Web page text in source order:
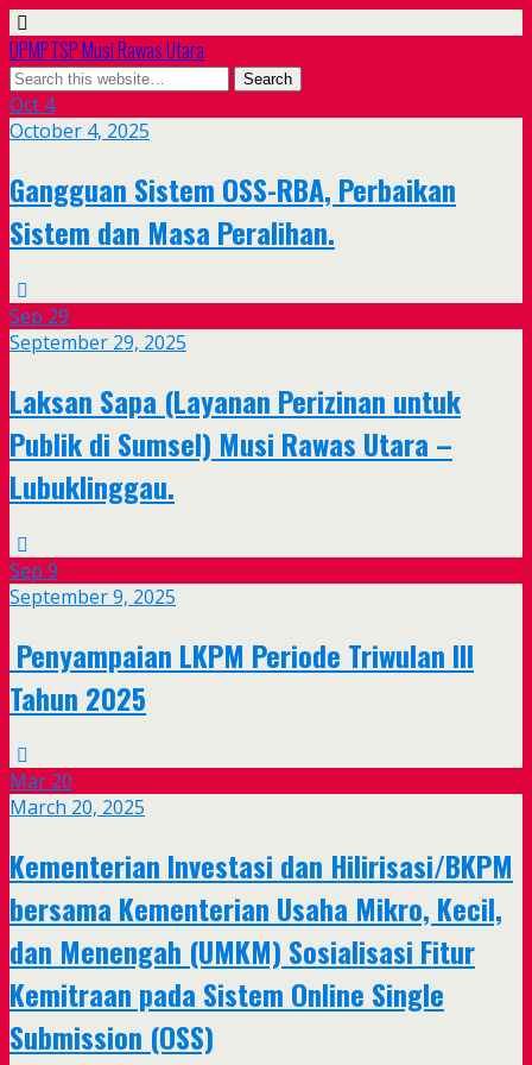
DPMPTSP Musi Rawas Utara
Oct 4
October 4, 2025
Gangguan Sistem OSS-RBA, Perbaikan
Sistem dan Masa Peralihan.
Sep 29
September 29, 2025
Laksan Sapa (Layanan Perizinan untuk
Publik di Sumsel) Musi Rawas Utara –
Lubuklinggau.
Sep 9
September 9, 2025
Penyampaian LKPM Periode Triwulan III
Tahun 2025
Mar 20
March 20, 2025
Kementerian Investasi dan Hilirisasi/BKPM
bersama Kementerian Usaha Mikro, Kecil,
dan Menengah (UMKM) Sosialisasi Fitur
Kemitraan pada Sistem Online Single
Submission (OSS)